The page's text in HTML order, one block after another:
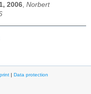
2006, Norbert
| Data protection